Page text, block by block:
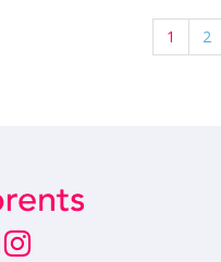
1 2